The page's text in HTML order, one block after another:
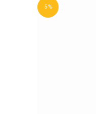
5 %